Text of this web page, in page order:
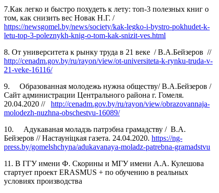
7.Как легко и быстро похудеть к лету: топ-3 полезных книг о
том, как снизить вес Новак Н.Г. /
https://newsgomel.by/news/society/kak-legko-i-bystro-pokhudet-k-
letu-top-3-poleznykh-knig-o-tom-kak-snizit-ves.html
8. От университета к рынку труда в 21 веке /В.А.Бейзеров //
http://cenadm.gov.by/ru/rayon/view/ot-universiteta-k-rynku-truda-v-
21-veke-16116/
9. Образованная молодежь нужна обществу/ В.А.Бейзеров /
Сайт администрации Центрального района г. Гомеля.
20.04.2020 // http://cenadm.gov.by/ru/rayon/view/obrazovannaja-
molodezh-nuzhna-obschestvu-16089/
10. Адукаваная моладзь патрэбна грамадству / В.А.
Бейзеров // Настаунiцкая газета. 24.04.2020. https://ng-
press.by/gomelshchyna/adukavanaya-moladz-patrebna-gramadstvu
11. В ГГУ имени Ф. Скорины и МГУ имени А.А. Кулешова
стартует проект ERASMUS + по обучению в реальных
условиях производства